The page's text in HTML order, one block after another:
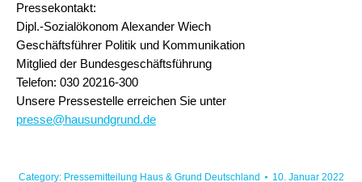
Pressekontakt:
Dipl.-Sozialökonom Alexander Wiech
Geschäftsführer Politik und Kommunikation
Mitglied der Bundesgeschäftsführung
Telefon: 030 20216-300
Unsere Pressestelle erreichen Sie unter
presse@hausundgrund.de
Category: Pressemitteilung Haus & Grund Deutschland 10. Januar 2022